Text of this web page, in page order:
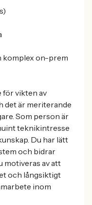
komplex on-prem
för vikten av
det är meriterande
Som person är
teknikintresse
Du har lätt
och bidrar
motiveras av att
och långsiktigt
inom